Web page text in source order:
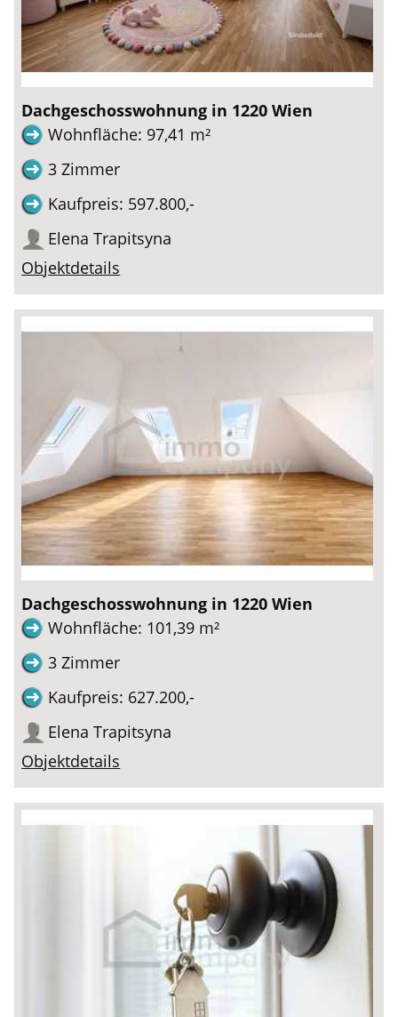
Dachgeschosswohnung in 1220 Wien
Wohnfläche: 97,41 m²
3 Zimmer
Kaufpreis: 597.800,-
Elena Trapitsyna
Objektdetails
Dachgeschosswohnung in 1220 Wien
Wohnfläche: 101,39 m²
3 Zimmer
Kaufpreis: 627.200,-
Elena Trapitsyna
Objektdetails